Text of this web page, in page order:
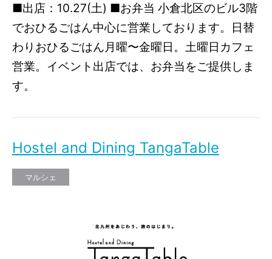
■出店：10.27(土) ■お弁当 小倉北区のビル3階
でおひるごはん中心に営業しております。日替
わりおひるごはん月曜〜金曜日。土曜日カフェ
営業。イベント出店では、お弁当をご提供しま
す。
Hostel and Dining TangaTable
マルシェ